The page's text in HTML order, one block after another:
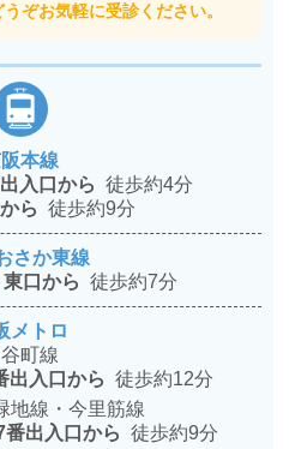
ぞお気軽に受診ください。
本線
出入口から徒歩約4分
から徒歩約9分
さか東線
東口から 徒歩約7分
メトロ
谷町線
出入口から徒歩約12分
地線・今里筋線
番出入口から 徒歩約9分